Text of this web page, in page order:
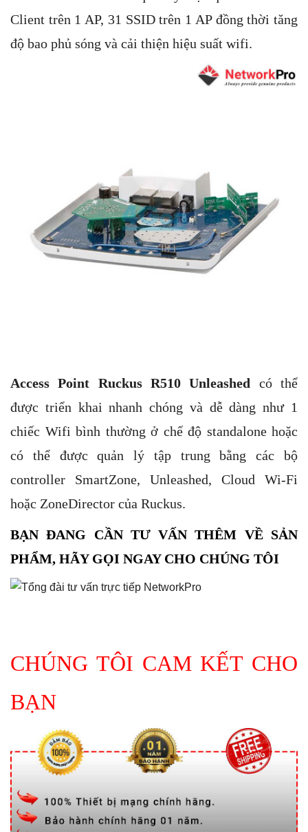
Client trên 1 AP, 31 SSID trên 1 AP đồng thời tăng
độ bao phủ sóng và cải thiện hiệu suất wifi.
Access Point Ruckus R510 Unleashed có thể
được triển khai nhanh chóng và dễ dàng như 1
chiếc Wifi bình thường ở chế độ standalone hoặc
có thể được quản lý tập trung bằng các bộ
controller SmartZone, Unleashed, Cloud Wi-Fi
hoặc ZoneDirector của Ruckus.
BẠN ĐANG CẦN TƯ VẤN THÊM VỀ SẢN
PHẨM, HÃY GỌI NGAY CHO CHÚNG TÔI
CHÚNG TÔI CAM KẾT CHO
BẠN